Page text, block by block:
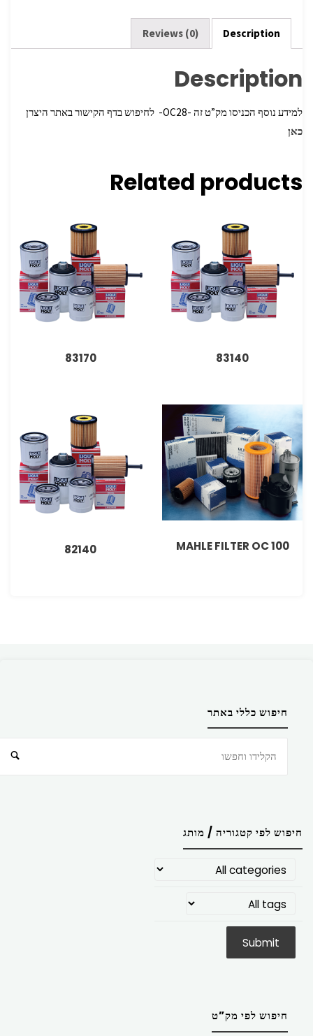
o
k
Description
Reviews (0)
Description
למידע נוסף הכניסו מק”ט זה -OC28- לחיפוש בדף הקישור באתר היצרן
כאן
Related products
83140
83170
MAHLE FILTER OC 100
82140
חיפוש כללי באתר
חיפוש לפי קטגוריה / מותג
חיפוש לפי מק”ט